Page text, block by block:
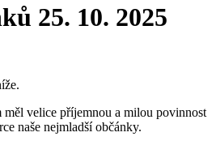
25. 10. 2025
měl velice příjemnou a milou povinnost
naše nejmladší občánky.